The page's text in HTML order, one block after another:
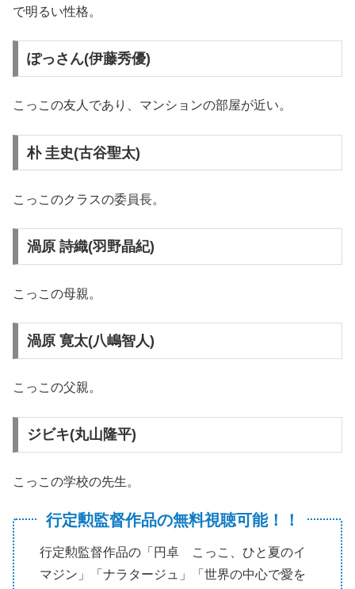
で明るい性格。
ぽっさん(伊藤秀優)
こっこの友人であり、マンションの部屋が近い。
朴 圭史(古谷聖太)
こっこのクラスの委員長。
渦原 詩織(羽野晶紀)
こっこの母親。
渦原 寛太(八嶋智人)
こっこの父親。
ジビキ(丸山隆平)
こっこの学校の先生。
行定勲監督作品の無料視聴可能！！
行定勲監督作品の「円卓 こっこ、ひと夏のイ
マジン」「ナラタージュ」「世界の中心で愛を